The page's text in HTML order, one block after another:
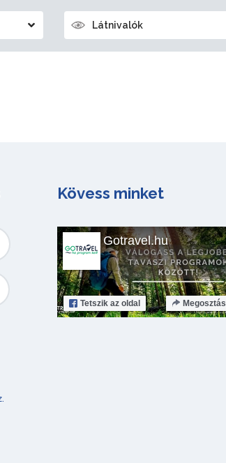
Látnivalók
Kövess minket
Gotravel.hu
Tetszik az oldal Megosztás